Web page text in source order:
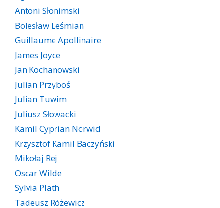
Antoni Słonimski
Bolesław Leśmian
Guillaume Apollinaire
James Joyce
Jan Kochanowski
Julian Przyboś
Julian Tuwim
Juliusz Słowacki
Kamil Cyprian Norwid
Krzysztof Kamil Baczyński
Mikołaj Rej
Oscar Wilde
Sylvia Plath
Tadeusz Różewicz